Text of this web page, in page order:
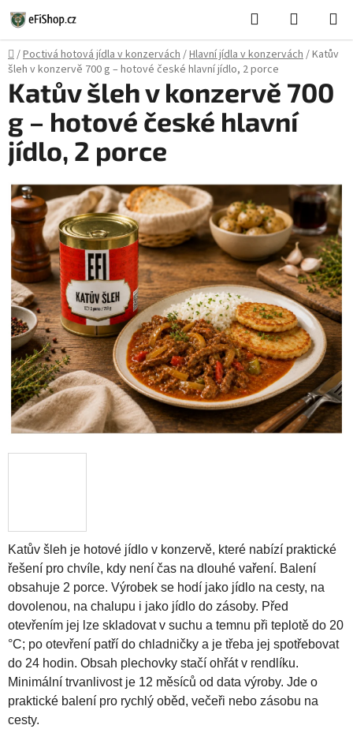
Přejít
na
obsah
Hledat
KOŠÍK
Domů
/Poctivá hotová jídla v konzervách/Hlavní jídla v konzervách/Katův
šleh v konzervě 700 g – hotové české hlavní jídlo, 2 porce
Katův šleh je hotové jídlo v konzervě, které nabízí praktické
řešení pro chvíle, kdy není čas na dlouhé vaření. Balení
obsahuje 2 porce. Výrobek se hodí jako jídlo na cesty, na
dovolenou, na chalupu i jako jídlo do zásoby. Před
otevřením jej lze skladovat v suchu a temnu při teplotě do 20
°C; po otevření patří do chladničky a je třeba jej spotřebovat
do 24 hodin. Obsah plechovky stačí ohřát v rendlíku.
Minimální trvanlivost je 12 měsíců od data výroby. Jde o
praktické balení pro rychlý oběd, večeři nebo zásobu na
cesty.
Katův šleh v konzervě 700
g – hotové české hlavní
jídlo, 2 porce